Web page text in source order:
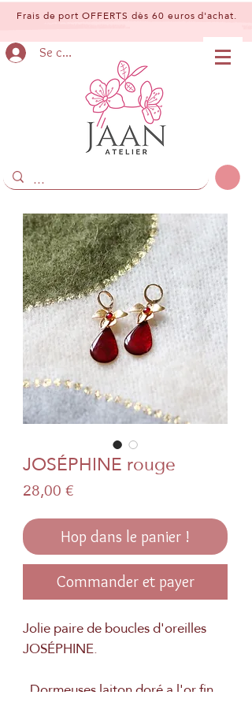
Frais de port OFFERTS dès 60 euros d'achat.
Se connecter
JOSÉPHINE rouge
28,00 €
Hop dans le panier !
Commander et payer
Jolie paire de boucles d'oreilles
JOSÉPHINE.
. Dormeuses laiton doré a l'or fin